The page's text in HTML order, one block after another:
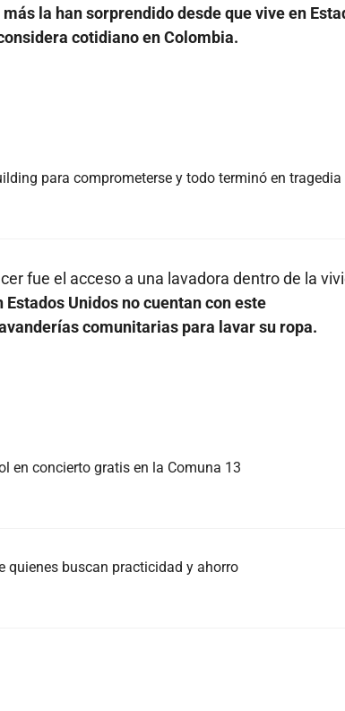
la han sorprendido desde que vive en
cotidiano en Colombia.
para comprometerse y todo terminó en tragedia
fue el acceso a una lavadora dentro de la
Unidos no cuentan con este
comunitarias para lavar su ropa.
en concierto gratis en la Comuna 13
quienes buscan practicidad y ahorro